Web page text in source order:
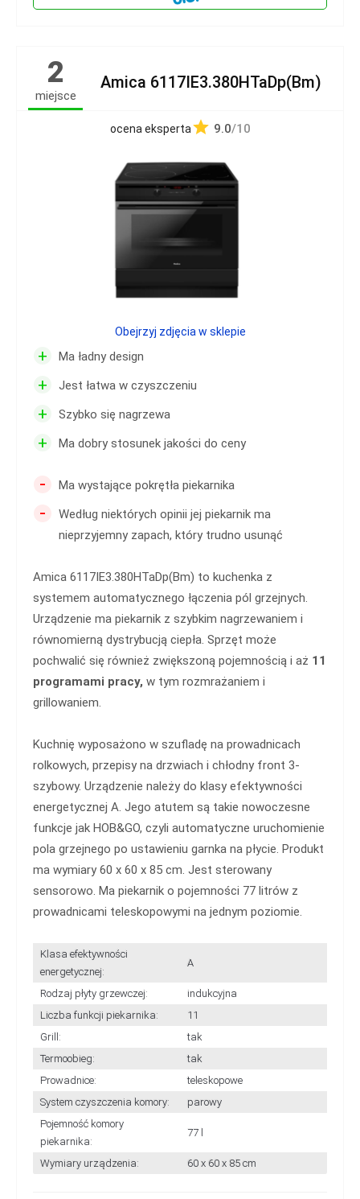
2
miejsce
Amica 6117IE3.380HTaDp(Bm)
ocena eksperta 9.0/10
+ Ma ładny design
+ Jest łatwa w czyszczeniu
+ Szybko się nagrzewa
+ Ma dobry stosunek jakości do ceny
- Ma wystające pokrętła piekarnika
-
Według niektórych opinii jej piekarnik ma
nieprzyjemny zapach, który trudno usunąć
Amica 6117IE3.380HTaDp(Bm) to kuchenka z
systemem automatycznego łączenia pól grzejnych.
Urządzenie ma piekarnik z szybkim nagrzewaniem i
równomierną dystrybucją ciepła. Sprzęt może
pochwalić się również zwiększoną pojemnością i aż 11
programami pracy, w tym rozmrażaniem i
grillowaniem.
Kuchnię wyposażono w szufladę na prowadnicach
rolkowych, przepisy na drzwiach i chłodny front 3-
szybowy. Urządzenie należy do klasy efektywności
energetycznej A. Jego atutem są takie nowoczesne
funkcje jak HOB&GO, czyli automatyczne uruchomienie
pola grzejnego po ustawieniu garnka na płycie. Produkt
ma wymiary 60 x 60 x 85 cm. Jest sterowany
sensorowo. Ma piekarnik o pojemności 77 litrów z
prowadnicami teleskopowymi na jednym poziomie.
Klasa efektywności
energetycznej:
A
Rodzaj płyty grzewczej:
indukcyjna
Liczba funkcji piekarnika:
11
Grill:
tak
Termoobieg:
tak
Prowadnice:
teleskopowe
System czyszczenia komory:
parowy
Pojemność komory
piekarnika:
77 l
Wymiary urządzenia: 60 x 60 x 85 cm
Obejrzyj zdjęcia w sklepie